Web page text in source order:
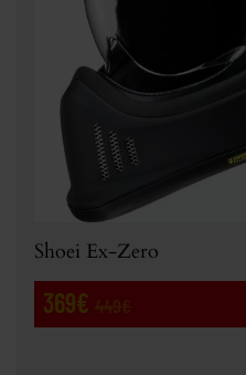
Shoei Ex-Zero
369€